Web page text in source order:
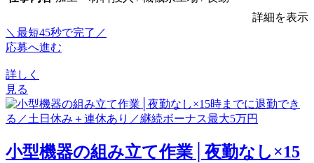
詳細を表示
＼最短45秒で完了／
応募へ進む
詳しく
見る
小型機器の組み立て作業│夜勤なし×15